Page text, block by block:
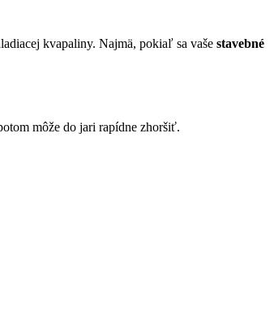
kvapaliny. Najmä, pokiaľ sa vaše stavebné
môže do jari rapídne zhoršiť.